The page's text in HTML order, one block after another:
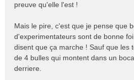
preuve qu'elle l'est !
Mais le pire, c'est que je pense que
d'experimentateurs sont de bonne
disent que ça marche ! Sauf que les
de 4 bulles qui montent dans un
derriere.